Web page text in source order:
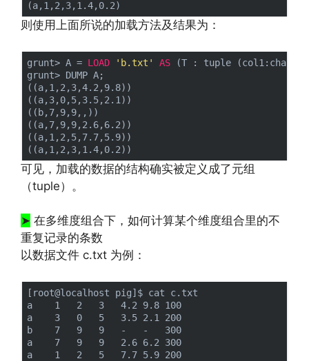
则使用上面所说的加载方法及结果为：
grunt> A = LOAD 'b.txt' AS (T : tuple
grunt> DUMP A;
((a,1,2,3,4.2,9.8))
((a,3,0,5,3.5,2.1))
((b,7,9,9,,))
((a,7,9,9,2.6,6.2))
((a,1,2,5,7.7,5.9))
可见，加载的数据的结构确实被定义成了元组
（tuple）。
➤ 在多维度组合下，如何计算某个维度组合里的不
重复记录的条数
以数据文件 c.txt 为例：
[root@localhost pig]$ cat c.txt
a    1   2   3   4.2 9.8 100
a    3   0   5   3.5 2.1 200
b    7   9   9   -   -   300
a    7   9   9   2.6 6.2 300
a    1   2   5   7.7 5.9 200